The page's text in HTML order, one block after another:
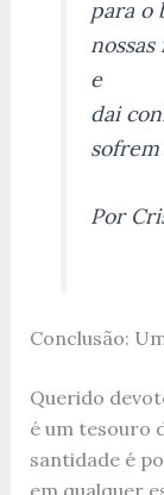
para o
e
dai
Por
Conclusão:
Querido
é um tesouro
santidade é
em qualquer